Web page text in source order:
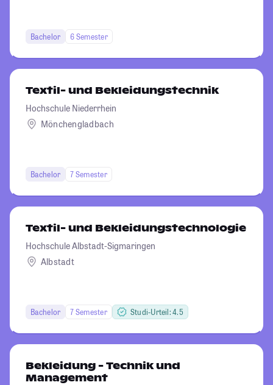
Bachelor 6 Semester
Textil- und Bekleidungstechnik
Hochschule Niederrhein
Mönchengladbach
Bachelor 7 Semester
Textil- und Bekleidungstechnologie
Hochschule Albstadt-Sigmaringen
Albstadt
Bachelor 7 Semester Studi-Urteil: 4.5
Bekleidung - Technik und
Management